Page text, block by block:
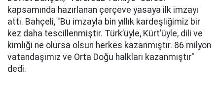
kapsamında hazırlanan çerçeve yasaya ilk imzayı
attı. Bahçeli, "Bu imzayla bin yıllık kardeşliğimiz bir
kez daha tescillenmiştir. Türk’üyle, Kürt’üyle, dili ve
kimliği ne olursa olsun herkes kazanmıştır. 86 milyon
vatandaşımız ve Orta Doğu halkları kazanmıştır"
dedi.